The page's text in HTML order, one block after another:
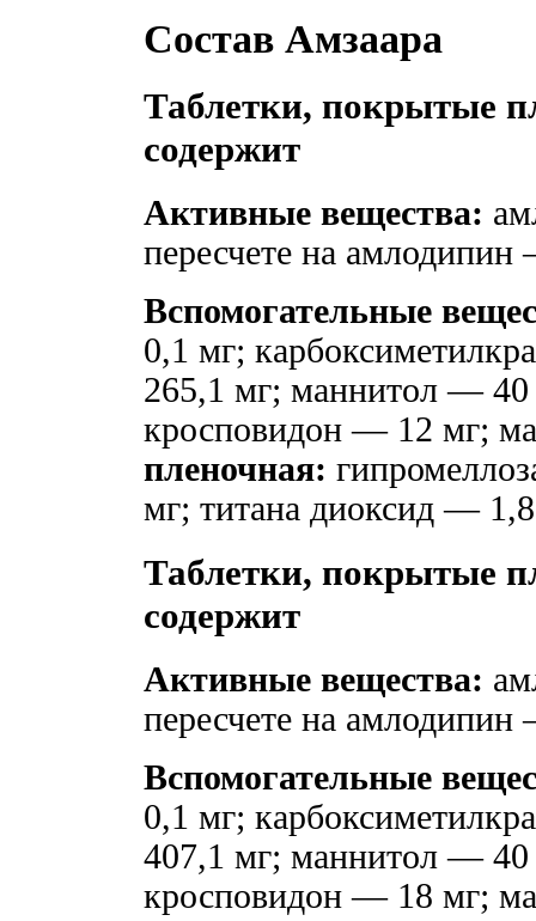
Состав Амзаара
Таблетки, покрытые
содержит
Активные вещества:
пересчете на
Вспомогательные
0,1 мг;
265,1 мг; маннитол —
кросповидон — 12 мг;
пленочная:
мг; титана диоксид —
Таблетки, покрытые
содержит
Активные вещества:
пересчете на
Вспомогательные
0,1 мг;
407,1 мг; маннитол —
кросповидон — 18 мг;